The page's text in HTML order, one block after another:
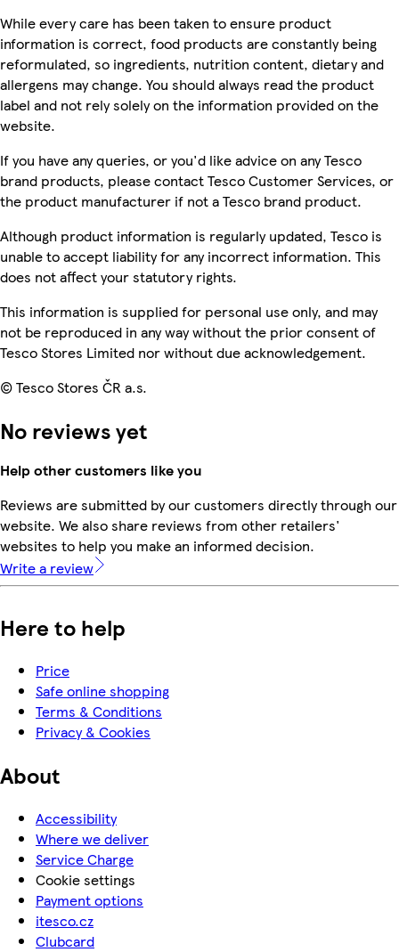
While every care has been taken to ensure product
information is correct, food products are constantly being
reformulated, so ingredients, nutrition content, dietary and
allergens may change. You should always read the product
label and not rely solely on the information provided on the
website.
If you have any queries, or you'd like advice on any Tesco
brand products, please contact Tesco Customer Services, or
the product manufacturer if not a Tesco brand product.
Although product information is regularly updated, Tesco is
unable to accept liability for any incorrect information. This
does not affect your statutory rights.
This information is supplied for personal use only, and may
not be reproduced in any way without the prior consent of
Tesco Stores Limited nor without due acknowledgement.
© Tesco Stores ČR a.s.
No reviews yet
Help other customers like you
Reviews are submitted by our customers directly through our
website. We also share reviews from other retailers'
websites to help you make an informed decision.
Write a review
Here to help
Price
Safe online shopping
Terms & Conditions
Privacy & Cookies
About
Accessibility
Where we deliver
Service Charge
Cookie settings
Payment options
itesco.cz
Clubcard